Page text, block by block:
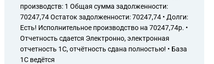
производств: 1 Общая сумма задолженности:
70247,74 Остаток задолженности: 70247,74 • Долги:
Есть! Исполнительное производство на 70247,74р. •
Отчетность сдается Электронно, электронная
отчетность 1С, отчётность сдана полностью! • База
1С ведётся